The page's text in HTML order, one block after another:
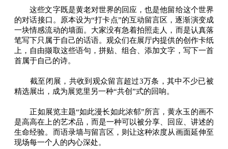
这些文字既是黄老对世界的回应，也是他留给这个世界
的对话接口。原本设为“打卡点”的互动留言区，逐渐演变成
一块情感流动的墙面。大家没有急着拍照走人，而是认真落
笔写下只属于自己的话语。观众们在展厅内提供的创作卡纸
上，自由撷取这些语句，拼贴、组合、添加文字，写下一首
首属于自己的诗。
截至闭展，共收到观众留言超过3万条，其中不少已被
精选展出，成为展览里另一种“共创”式的回响。
正如展览主题“如此漫长如此浓郁”所言，黄永玉的画不
是高高在上的艺术品，而是一种可以被分享、回应、讲述的
生命经验。而语录墙与留言区，则让这种浓度从画面延伸至
现场每一个人的内心深处。